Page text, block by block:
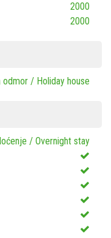
2000
2000
odmor / Holiday house
/ Overnight stay